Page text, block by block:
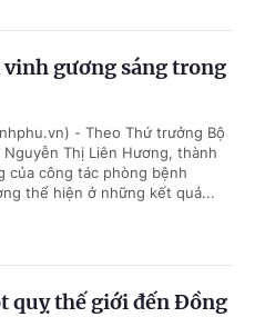
gương sáng trong
- Theo Thứ trưởng Bộ
Nguyễn Thị Liên Hương, thành
của công tác phòng bệnh
thể hiện ở những kết quả...
quỵ thế giới đến Đồng